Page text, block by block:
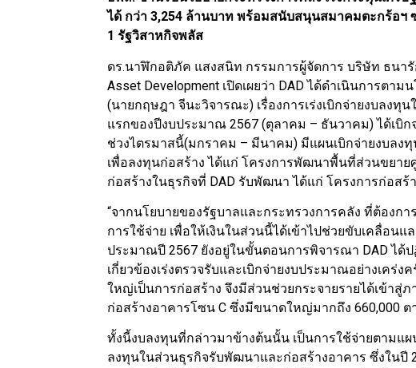
ได้ กว่า 3,254 ล้านบาท พร้อมสนับสนุนสมาคมตะกร้อฯ
1 รัฐวิสาหกิจพลัส
ดร.นาฬิกอติภัค แสงสนิท กรรมการผู้จัดการ บริษัท ธนา
Asset Development เปิดเผยว่า DAD ได้ดำเนินการตา
(นายกฤษฎา จีนะวิจารณะ) เรื่องการเร่งเบิกจ่ายงบลงทุ
แรกของปีงบประมาณ 2567 (ตุลาคม – ธันวาคม) ได้เบิก
ช่วงไตรมาสนี้(มกราคม – มีนาคม) มีแผนเบิกจ่ายงบลง
เพื่อลงทุนก่อสร้าง ได้แก่ โครงการพัฒนาพื้นที่ส่วนขยาย
ก่อสร้างในธุรกิจที่ DAD รับพัฒนา ได้แก่ โครงการก่อส
“จากนโยบายของรัฐบาลและกระทรวงการคลัง ที่ต้องก
การใช้จ่าย เพื่อให้เงินในส่วนนี้ได้เข้าไปช่วยขับเคลื่อน
ประมาณปี 2567 ยังอยู่ในขั้นตอนการพิจารณา DAD ไ
เกี่ยวข้องเร่งตรวจรับและเบิกจ่ายงบประมาณอย่างเคร่
ใหญ่เป็นการก่อสร้าง จึงมีส่วนช่วยกระจายรายได้เข้าสู่
ก่อสร้างอาคารโซน C ซึ่งมีขนาดใหญ่มากถึง 660,000 ต
ทั้งนี้งบลงทุนที่กล่าวมาข้างต้นนั้น เป็นการใช้จ่ายตามแผ
ลงทุนในส่วนธุรกิจรับพัฒนาและก่อสร้างอาคาร ซึ่งในปี